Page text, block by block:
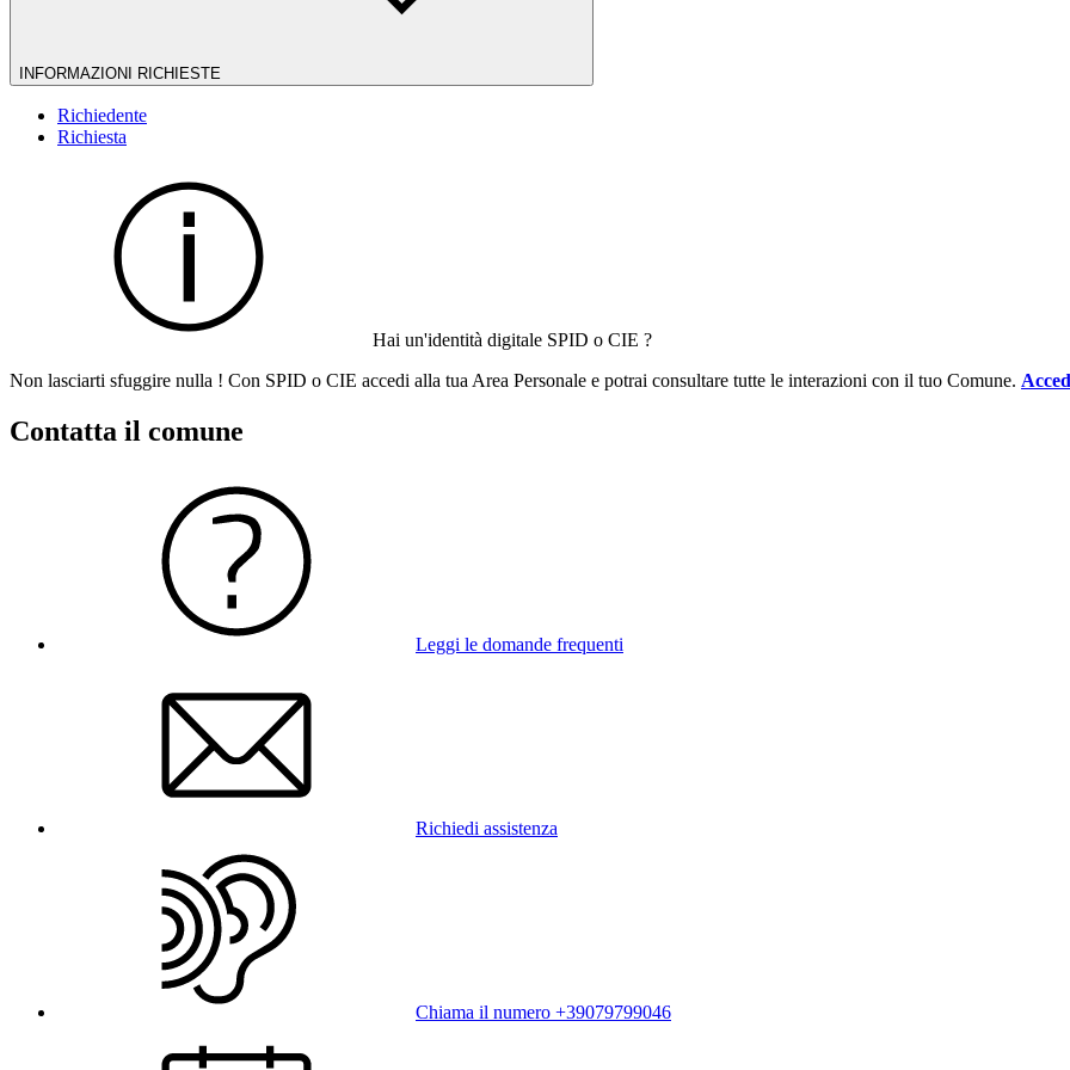
INFORMAZIONI RICHIESTE
Richiedente
Richiesta
Hai un'identità digitale SPID o CIE ?
Non lasciarti sfuggire nulla ! Con SPID o CIE accedi alla tua Area Personale e potrai consultare tutte le interazioni con il tuo Comune.
Contatta il comune
Leggi le domande frequenti
Richiedi assistenza
Chiama il numero +39079799046